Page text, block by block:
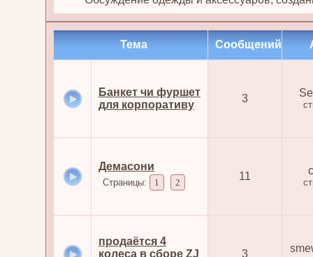
Тема Cообщений
Банкет чи фуршет
для корпоративу
3
Демасони
Страницы: 1 2
11
продаётся 4
колеса в сборе ZJ
3